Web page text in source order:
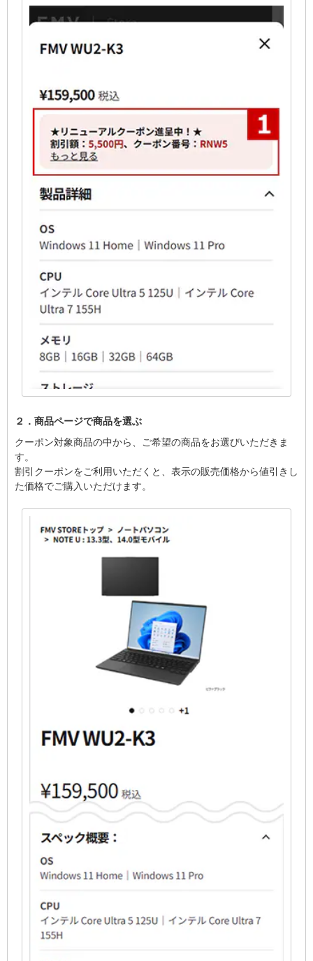
２．商品ページで商品を選ぶ
クーポン対象商品の中から、ご希望の商品をお選びいただきま
す。
割引クーポンをご利用いただくと、表示の販売価格から値引きし
た価格でご購入いただけます。